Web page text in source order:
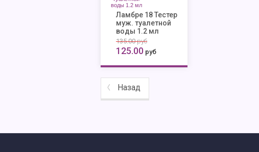
Ламбре 18 Тестер
муж. туалетной
воды 1.2 мл
135.00руб
125.00 руб
Назад